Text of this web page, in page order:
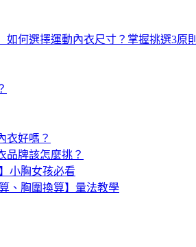
如何選擇運動內衣尺寸？掌握挑選3原則
衣好嗎？
品牌該怎麼挑？
小胸女孩必看
、胸圍換算】量法教學